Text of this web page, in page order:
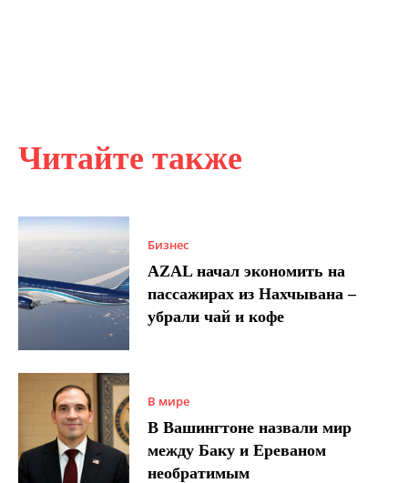
Читайте также
Бизнес
AZAL начал экономить на
пассажирах из Нахчывана –
убрали чай и кофе
В мире
В Вашингтоне назвали мир
между Баку и Ереваном
необратимым